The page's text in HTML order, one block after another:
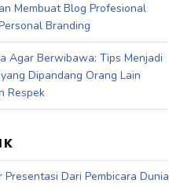
Membuat Blog Profesional
Branding
Agar Berwibawa: Tips Menjadi
Dipandang Orang Lain
Respek
Presentasi Dari Pembicara Dunia